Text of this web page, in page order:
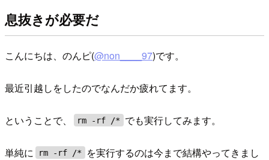
息抜きが必要だ
こんにちは、のんピ(@non____97)です。
最近引越しをしたのでなんだか疲れてます。
ということで、 rm -rf /* でも実行してみます。
単純に rm -rf /*
を実行するのは今まで結構やってきまし